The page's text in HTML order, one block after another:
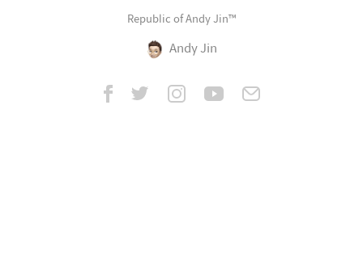
Republic of Andy Jin™
Andy Jin